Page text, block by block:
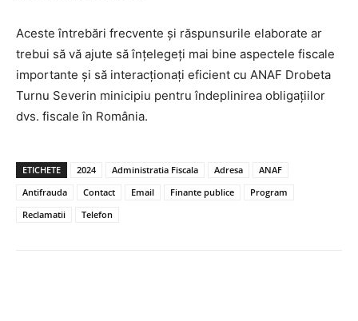
Aceste întrebări frecvente și răspunsurile elaborate ar
trebui să vă ajute să înțelegeți mai bine aspectele fiscale
importante și să interacționați eficient cu ANAF Drobeta
Turnu Severin minicipiu pentru îndeplinirea obligațiilor
dvs. fiscale în România.
ETICHETE 2024 Administratia Fiscala Adresa
ANAF
Antifrauda
Contact Email Finante publice
Program
Reclamatii
Telefon